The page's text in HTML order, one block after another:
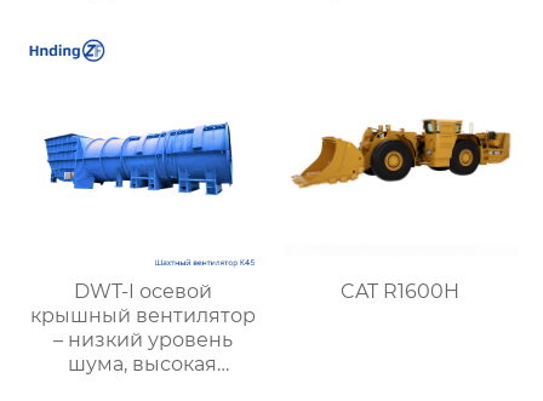
оптимизации работы
DWT-I осевой
крышный вентилятор
– низкий уровень
шума, высокая
CAT R1600H